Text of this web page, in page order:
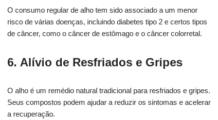
O consumo regular de alho tem sido associado a um menor
risco de várias doenças, incluindo diabetes tipo 2 e certos tipos
de câncer, como o câncer de estômago e o câncer colorretal.
6. Alívio de Resfriados e Gripes
O alho é um remédio natural tradicional para resfriados e gripes.
Seus compostos podem ajudar a reduzir os sintomas e acelerar
a recuperação.